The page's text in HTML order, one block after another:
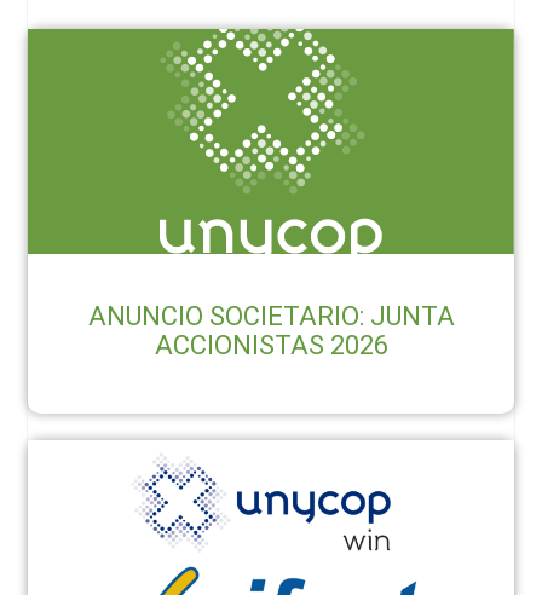
ANUNCIO SOCIETARIO: JUNTA
ACCIONISTAS 2026